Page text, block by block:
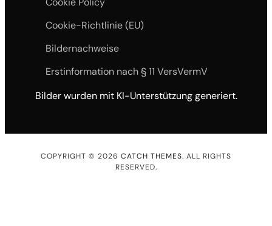
Cookie-Richtlinie (EU)
Bildernachweise
Erstinformation nach § 11 VersVermV
Bilder wurden mit KI-Unterstützung generiert.
COPYRIGHT © 2026 CATCH THEMES. ALL RIGHTS
RESERVED.